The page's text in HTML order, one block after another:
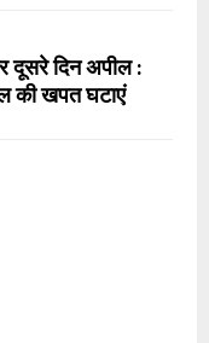
दूसरे दिन अपील :
की खपत घटाएं